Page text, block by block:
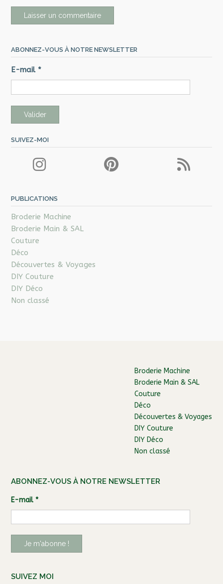
ABONNEZ-VOUS À NOTRE NEWSLETTER
E-mail *
SUIVEZ-MOI
PUBLICATIONS
Broderie Machine
Broderie Main & SAL
Couture
Déco
Découvertes & Voyages
DIY Couture
DIY Déco
Non classé
Broderie Machine
Broderie Main & SAL
Couture
Déco
Découvertes & Voyages
DIY Couture
DIY Déco
Non classé
ABONNEZ-VOUS À NOTRE NEWSLETTER
E-mail *
SUIVEZ MOI